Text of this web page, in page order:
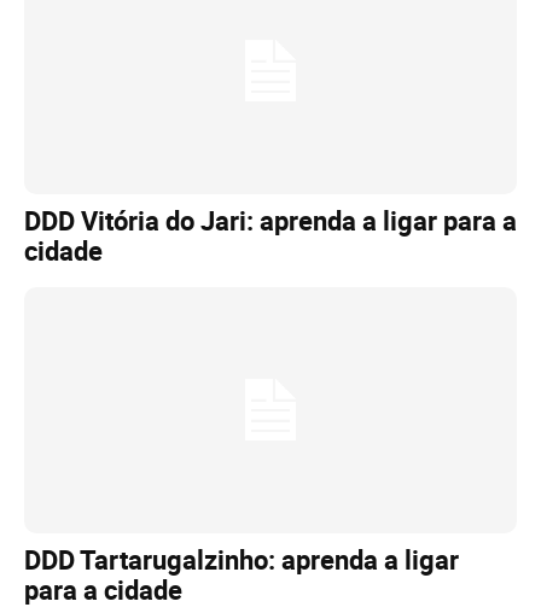
DDD Vitória do Jari: aprenda a ligar para a
cidade
DDD Tartarugalzinho: aprenda a ligar
para a cidade